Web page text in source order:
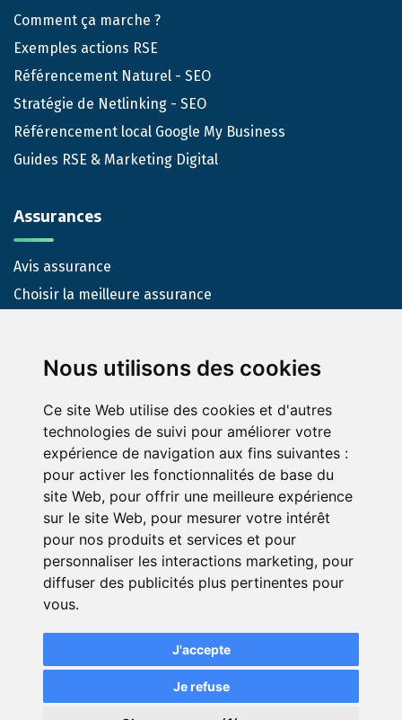
Nous utilisons des cookies
Ce site Web utilise des cookies et d'autres
technologies de suivi pour améliorer votre
expérience de navigation aux fins suivantes :
pour activer les fonctionnalités de base du
site Web, pour offrir une meilleure expérience
sur le site Web, pour mesurer votre intérêt
pour nos produits et services et pour
personnaliser les interactions marketing, pour
diffuser des publicités plus pertinentes pour
vous.
J'accepte
Je refuse
Comment ça marche ?
Exemples actions RSE
Référencement Naturel - SEO
Stratégie de Netlinking - SEO
Référencement local Google My Business
Guides RSE & Marketing Digital
Assurances
Avis assurance
Choisir la meilleure assurance
Contact
© Green-Opinion — Toute reproduction est interdite
Conditions générales d'utilisation pour les professionnels
abonnés au service Green Opinion
Conditions générales d'utilisation de la page avis assurance